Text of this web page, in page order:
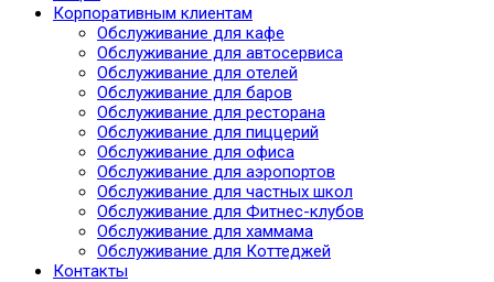
Корпоративным клиентам
Обслуживание для кафе
Обслуживание для автосервиса
Обслуживание для отелей
Обслуживание для баров
Обслуживание для ресторана
Обслуживание для пиццерий
Обслуживание для офиса
Обслуживание для аэропортов
Обслуживание для частных школ
Обслуживание для Фитнес-клубов
Обслуживание для хаммама
Обслуживание для Коттеджей
Контакты